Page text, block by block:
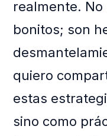
realmente. No
bonitos; son
quiero
estas
sino como